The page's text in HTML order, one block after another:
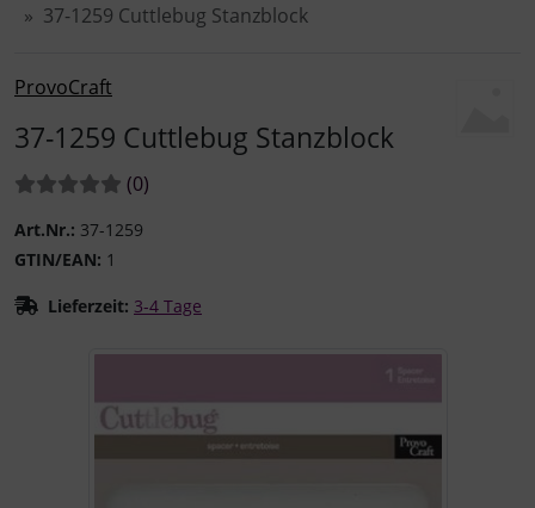
37-1259 Cuttlebug Stanzblock
ProvoCraft
37-1259 Cuttlebug Stanzblock
Bewertungen:
(0Bewertungen
)
Art.Nr.: 37-1259
GTIN/EAN: 1
Lieferzeit: 3-4 Tage
Wenn mehr als ein Produktbild existiert, können Sie die